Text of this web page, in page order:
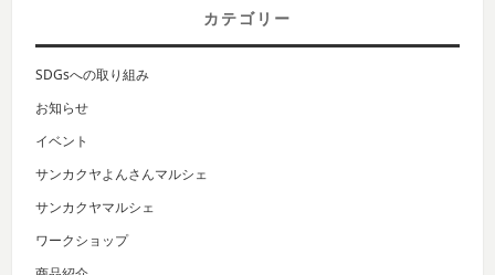
カテゴリー
SDGsへの取り組み
お知らせ
イベント
サンカクヤよんさんマルシェ
サンカクヤマルシェ
ワークショップ